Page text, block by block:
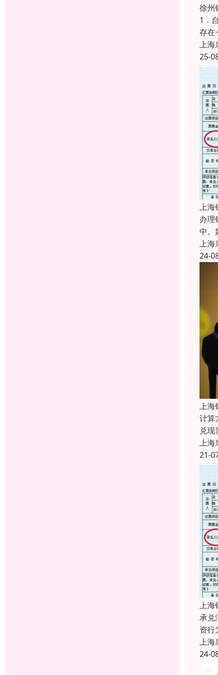
徐州
1．
存在
上海
25-
上海
办理
中。
上海
24-
上海
计
兑
上海
21-
上海
承兑
资行
上海
24-